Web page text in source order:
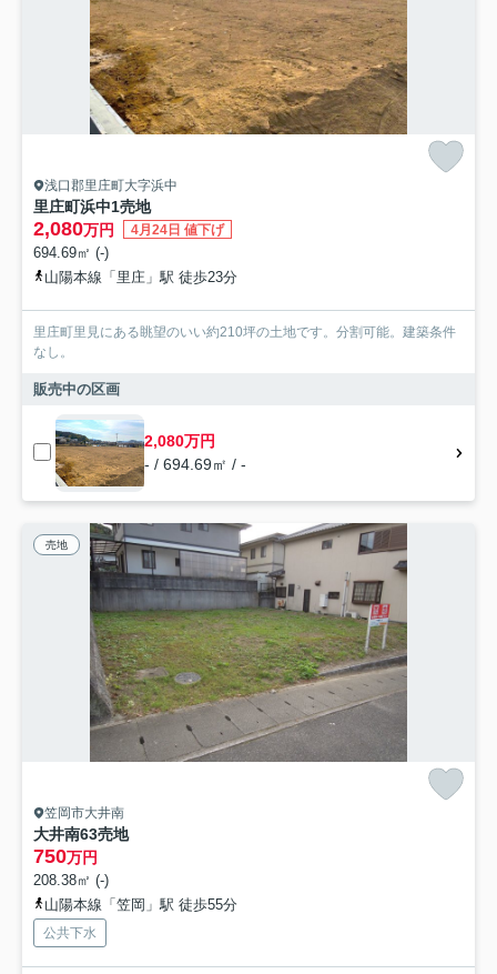
浅口郡里庄町大字浜中
里庄町浜中1売地
2,080万円 4月24日 値下げ
694.69㎡ (-)
山陽本線「里庄」駅 徒歩23分
里庄町里見にある眺望のいい約210坪の土地です。分割可能。建築条件
なし。
販売中の区画
2,080万円
- / 694.69㎡ / -
売地
笠岡市大井南
大井南63売地
750万円
208.38㎡ (-)
山陽本線「笠岡」駅 徒歩55分
公共下水